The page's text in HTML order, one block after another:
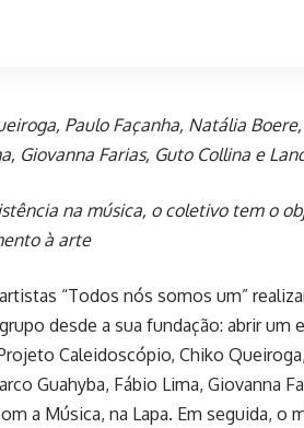
Paulo Façanha, Natália
Giovanna Farias, Guto Collina e
na música, o coletivo tem o
à arte
“Todos nós somos um”
desde a sua fundação: abrir um
Caleidoscópio, Chiko
Guahyba, Fábio Lima, Giovanna
a Música, na Lapa. Em seguida, o